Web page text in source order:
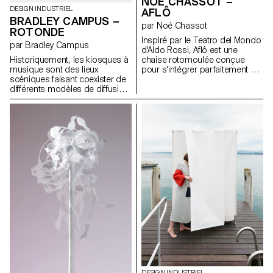
DESIGN INDUSTRIEL
BRADLEY CAMPUS –
ROTONDE
par Bradley Campus
Historiquement, les kiosques à
musique sont des lieux
scéniques faisant coexister de
différents modèles de diffusion
et d’architecture. Au XIXe siècle,
catalogues et sont proposés
par des entreprises de mobilier
urbain, qui utilisent les kiosques
pour diversifier leur production.
Rotonde est une tentative de
réponse à la problématique
actuelle des villes à vouloir les
rendre plus piétonnes et
vivantes. Ce kiosque est conçu
comme un grand objet ouvert
et accessible qui encourage
l'interaction et l'animation, en
s'inspirant de la planification de
AFLÔ
par Noé Chassot
Inspiré par le Teatro del Mondo
d'Aldo Rossi, Aflô est une
chaise rotomoulée conçue
pour s'intégrer parfaitement au
CubiSystem, une entreprise
de cubes en plastique qui
des plateformes flottantes
polyvalentes. Ce système
simple et peu coûteux offre un
large éventail d’applications.
Aflô est un module
supplémentaire dans la
gamme de produits de
l'entreprise. Ce siège, combiné
aux autres éléments proposés
par la marque, offre la
possibilité d'asseoir
confortablement un public sur